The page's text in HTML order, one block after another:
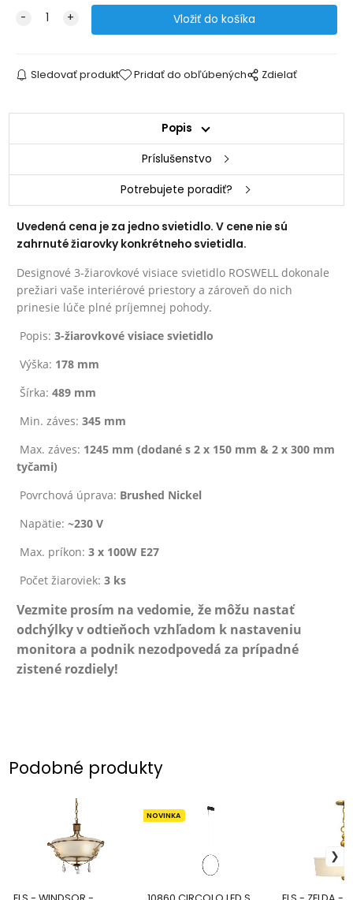
Sledovať produkt Pridať do obľúbených Zdielať
Popis
Príslušenstvo
Potrebujete poradiť?
Uvedená cena je za jedno svietidlo. V cene nie sú
zahrnuté žiarovky konkrétneho svietidla.
Designové 3-žiarovkové visiace svietidlo ROSWELL dokonale
prežiari vaše interiérové priestory a zároveň do nich
prinesie lúče plné príjemnej pohody.
Popis:3-žiarovkové visiace svietidlo
Výška: 178 mm
Šírka:489 mm
Min. záves:345 mm
Max. záves: 1245 mm (dodané s 2 x 150 mm & 2 x 300 mm
tyčami)
Povrchová úprava: Brushed Nickel
Napätie:~230 V
Max. príkon:3 x 100W E27
Počet žiaroviek:3 ks
Vezmite prosím na vedomie, že môžu nastať
odchýlky v odtieňoch vzhľadom k nastaveniu
monitora a podnik nezodpovedá za prípadné
zistené rozdiely!
Podobné produkty
NOVINKA